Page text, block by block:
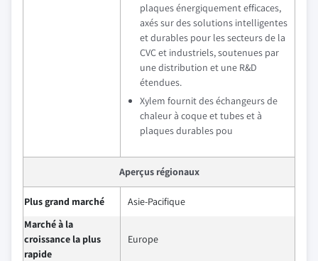
plaques énergiquement efficaces,
axés sur des solutions intelligentes
et durables pour les secteurs de la
CVC et industriels, soutenues par
une distribution et une R&D
étendues.
Xylem fournit des échangeurs de
chaleur à coque et tubes et à
plaques durables pou
Aperçus régionaux
Plus grand marché
Asie-Pacifique
Marché à la
croissance la plus
rapide
Europe